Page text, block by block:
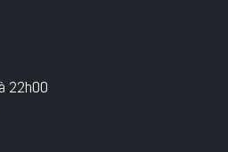
22h00